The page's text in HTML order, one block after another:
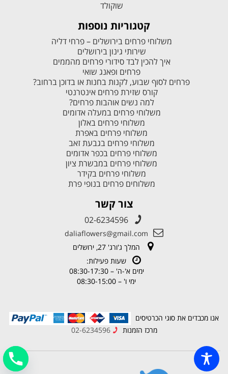
שוקולד
קטגוריות נוספות
משלוחי פרחים בירושלים – פרחי דליה
שירותי גינון בירושלים
איך להכין לבד סידורי פרחים מהממים
פרחים ופאנג שואי
פרחים לסוף שבוע, לקנות בחנות או בדוכן ברחוב?
קורס שזירת פרחים אינטרנטי
למה נשים אוהבות פרחים?
משלוחי פרחים במעלה אדומים
משלוחי פרחים באלון
משלוחי פרחים באפרת
משלוחי פרחים בגבעת זאב
משלוחי פרחים בכפר אדומים
משלוחי פרחים במבשרת ציון
משלוחי פרחים בקידר
משלוחים פרחים בנופי פרת
צור קשר
02-6234596
daliaflowers@gmail.com
המלך ג'ורג' 27, ירושלים
שעות פעילות:
ימים א'-ה' – 08:30-17:30
ימי ו' – 08:30-15:00
אנו מכבדים את סוגי הכרטיסים
מרכז הזמנות
02-6234596